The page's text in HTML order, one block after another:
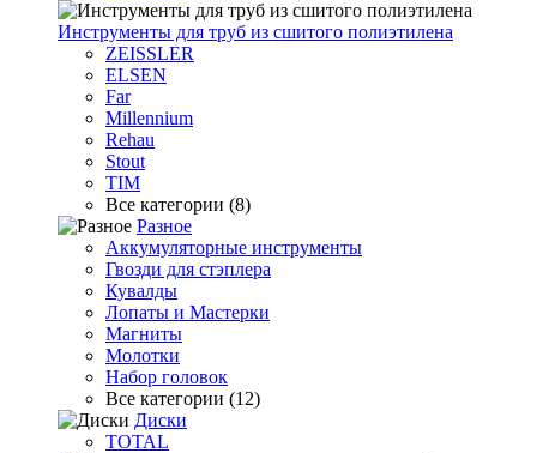
Инструменты для труб из сшитого полиэтилена
ZEISSLER
ELSEN
Far
Millennium
Rehau
Stout
TIM
Все категории (8)
Разное
Аккумуляторные инструменты
Гвозди для стэплера
Кувалды
Лопаты и Мастерки
Магниты
Молотки
Набор головок
Все категории (12)
Диски
TOTAL